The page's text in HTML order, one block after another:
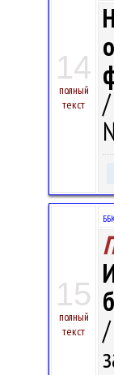
14
полный
текст
/
15
полный
текст
/